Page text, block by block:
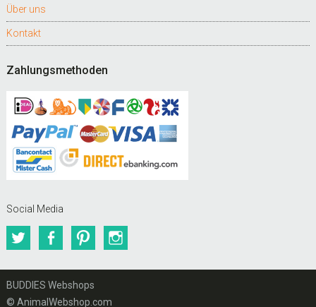
Über uns
Kontakt
Zahlungsmethoden
Social Media
TwitterFacebookPinterest
BUDDIES Webshops
© AnimalWebshop.com